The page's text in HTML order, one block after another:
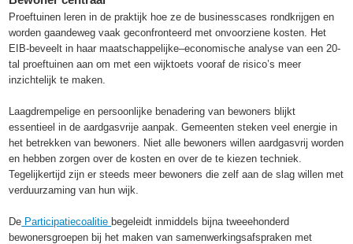
Proeftuinen leren in de praktijk hoe ze de businesscases rondkrijgen en
worden gaandeweg vaak geconfronteerd met onvoorziene kosten. Het
EIB-beveelt in haar maatschappelijke–economische analyse van een 20-
tal proeftuinen aan om met een wijktoets vooraf de risico’s meer
inzichtelijk te maken.
Laagdrempelige en persoonlijke benadering van bewoners blijkt
essentieel in de aardgasvrije aanpak. Gemeenten steken veel energie in
het betrekken van bewoners. Niet alle bewoners willen aardgasvrij worden
en hebben zorgen over de kosten en over de te kiezen techniek.
Tegelijkertijd zijn er steeds meer bewoners die zelf aan de slag willen met
verduurzaming van hun wijk.
De Participatiecoalitiebegeleidt inmiddels bijna tweeehonderd
bewonersgroepen bij het maken van samenwerkingsafspraken met